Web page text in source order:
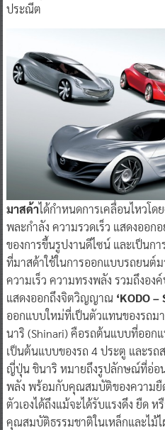
ประณีต
มาสด้าได้กำหนดการเคลื่อนไหวโ
พละกำลัง ความรวดเร็ว แสดงออก
ของการขึ้นรูปงานดีไซน์ และเป็นก
ที่มาสด้าใช้ในการออกแบบรถยนต์
ความเร็ว ความทรงพลัง รวมถึงอง
แสดงออกถึงจิตวิญญาณ ‘KODO
ออกแบบใหม่ที่เป็นตัวแทนของรถม
นาริ (Shinari) คือรถต้นแบบที่ออก
เป็นต้นแบบของรถ 4 ประตู และร
ญี่ปุ่น ชินาริ หมายถึงรูปลักษณ์ที่อ่อ
พลัง พร้อมกับคุณสมบัติของความยื
ตัวเองได้ถึงแม้จะได้รับแรงดึง ยืด
คุณสมบัติธรรมชาติในเหล็กและไม้